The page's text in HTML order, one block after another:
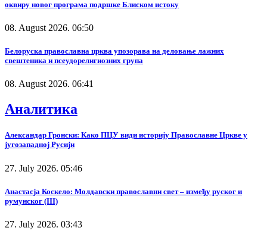
оквиру новог програма подршке Блиском истоку
08. August 2026. 06:50
Белоруска православна црква упозорава на деловање лажних
свештеника и псеудорелигиозних група
08. August 2026. 06:41
Аналитика
Александар Гронски: Како ПЦУ види историју Православне Цркве у
југозападној Русији
27. July 2026. 05:46
Анастасја Коскело: Молдавски православни свет – између руског и
румунског (III)
27. July 2026. 03:43